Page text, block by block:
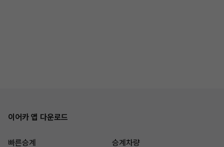
이어카 앱 다운로드
빠른승계
승계차량